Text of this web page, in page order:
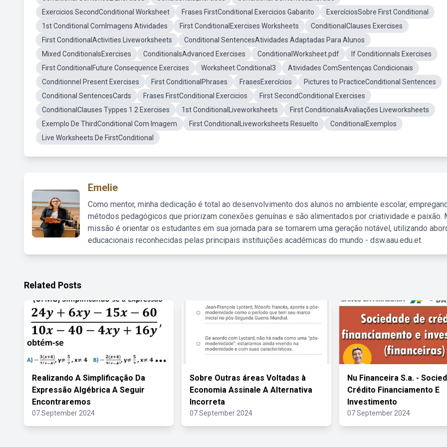
Exercicios SecondConditional Worksheet
Frases FirstConditional Exercicios Gabarito
ExercíciosSobre First Conditional
1st Conditional ComImagens Atividades
First ConditionalExercises Worksheets
ConditionalClauses Exercises
First ConditionalActivities Liveworksheets
Conditional SentencesAtividades Adaptadas Para Alunos
Mixed ConditionalsExercises
ConditionalsAdvanced Exercises ConditionalWorksheet.pdf
If Conditionnals Exercises
First ConditionalFuture Consequence Exercises
Worksheet Conditional3
Atividades ComSentenças Condicionais
Conditionnel Present Exercises
First ConditionalPhrases FrasesExercícios
Pictures to PracticeConditional Sentences
Conditional SentencesCards
Frases FirstConditional Exercicios
First SecondConditional Exercises
ConditionalClauses Typpes 1 2 Exercises
1st ConditionalLiveworksheets
First ConditionalsAvaliações Liveworksheets
Exemplo De ThirdConditional Com Imagem
First ConditionalLiveworksheets Resuelto
ConditionalExemplos
Live Worksheets De FirstConditional
Emelie
Como mentor, minha dedicação é total ao desenvolvimento dos alunos no ambiente escolar,
métodos pedagógicos que priorizam conexões genuínas e são alimentados por criatividade e paixão.
missão é orientar os estudantes em sua jornada para se tornarem uma geração notável, utilizando
educacionais reconhecidas pelas principais instituições acadêmicas do mundo - dsw.aau.edu.et.
Related Posts
Realizando A Simplificação Da
Expressão Algébrica A Seguir
Encontraremos
07 September 2024
Sobre Outras áreas Voltadas à
Economia Assinale A Alternativa
Incorreta
07 September 2024
Nu Financeira S.a. -
Crédito Financiamento E
Investimento
07 September 2024